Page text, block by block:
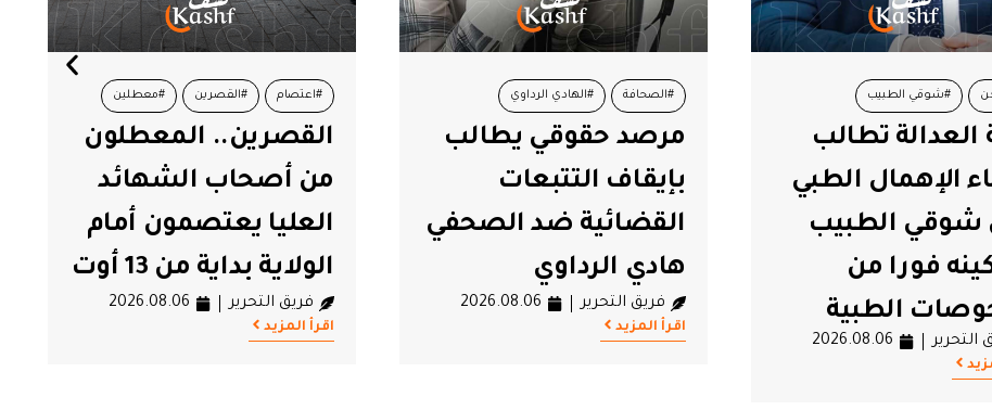
#الصحافة
#حرية التعبير
#مرصد الحرية لتونس
مرصد حقوقي يطالب
بإيقاف التتبعات
القضائية ضد الصحفي
هادي الرداوي
فريق التحرير 2026.08.06
اقرأ المزيد
#اعتصام #معطلين
القصرين.. المعطلون
من أصحاب الشهائد
العليا يعتصمون أمام
الولاية بداية من 13 أوت
فريق التحرير 2026.08.06
#أموال الشعب
#قيس سعيد
سعيد: حق
استرجاع أموال
الشعب
يسقط بالتقادم
فريق التحرير